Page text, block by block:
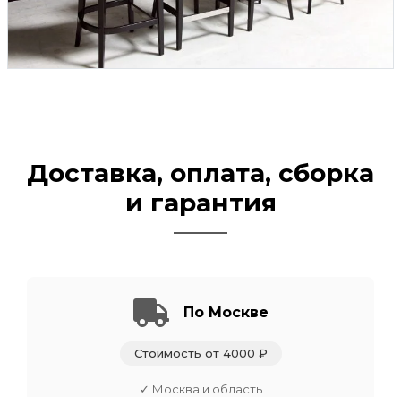
Доставка, оплата, сборка
и гарантия
По Москве
Стоимость от 4000 ₽
✓ Москва и область